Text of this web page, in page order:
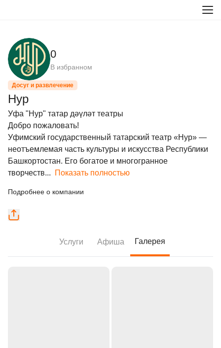
0
В избранном
Досуг и развлечение
Нур
Уфа "Нур" татар дәүләт театры
Добро пожаловать!
Уфимский государственный татарский театр «Нур» —
неотъемлемая часть культуры и искусства Республики
Башкортостан. Его богатое и многогранное
творчеств... Показать полностью
Подробнее о компании
Услуги Афиша Галерея